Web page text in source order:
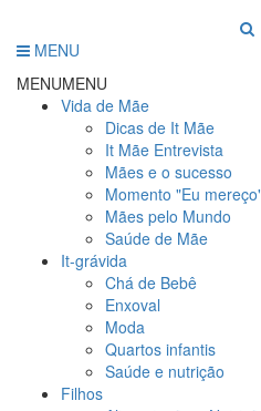
MENU
MENUMENU
Vida de Mãe
Dicas de It Mãe
It Mãe Entrevista
Mães e o sucesso
Momento "Eu
Mães pelo Mundo
Saúde de Mãe
It-grávida
Chá de Bebê
Enxoval
Moda
Quartos infantis
Saúde e nutrição
Filhos